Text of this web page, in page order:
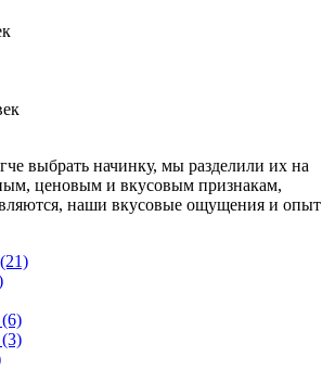
выбрать начинку, мы разделили их на
ценовым и вкусовым признакам,
наши вкусовые ощущения и опыт